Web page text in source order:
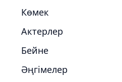
Көмек
Актерлер
Бейне
Әңгімелер